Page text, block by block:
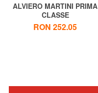
ALVIERO MARTINI PRIMA
CLASSE
GEO CLASSIC Geantă
necesară
RON 252.05